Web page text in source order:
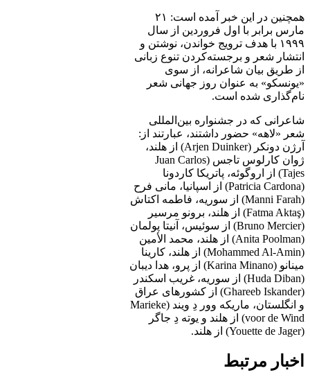
همچنین در این خبر آمده است: ۲۱
مارس برابر با اول فروردین از سال
۱۹۹۹ با هدف ترویج خواندن، نوشتن و
انتشار شعر و برجسته‌کردن تنوع زبانی
از طریق بیان شاعرانه، از سوی
«یونسکو» به عنوان روز جهانی شعر
نام‌گذاری شده است.
شاعرانی که در جشنواره بین‌المللی
شعر «لاهه» حضور داشتند، عبارتند از:
آرژن دونکر (Arjen Duinker) از هلند،
ژوان کارلوس تاجس (Juan Carlos
Tajes) از اروگوئه، پاتریکا کاردونا
(Patricia Cardona) از اسپانیا، مانی فرح
(Manni Farah) از سوریه، فاطمه اکتاش
(Fatma Aktaş) از هلند، برونو مرسیر
(Bruno Mercier) از سوئیس، آنیتا پولمان
(Anita Poolman) از هلند، محمد الأمین
(Mohammed Al-Amin) از هلند، کارینا
مینانو (Karina Minano) از پرو، هدا دیبان
(Huda Diban) از سوریه، غریب اسکندر
(Ghareeb Iskander) از کشورهای عراق
و انگلستان، ماریکه وور دِ ویند (Marieke
voor de Wind) از هلند و یوته دِ جاگر
(Youette de Jager) از هلند.
اخبار مرتبط